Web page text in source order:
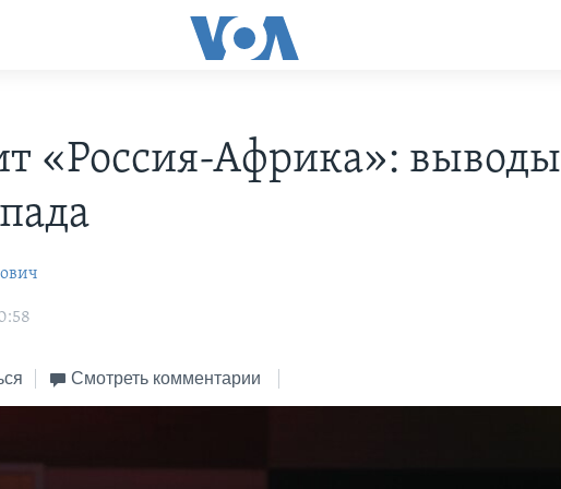
«Россия-Африка»: выводы
Смотреть комментарии